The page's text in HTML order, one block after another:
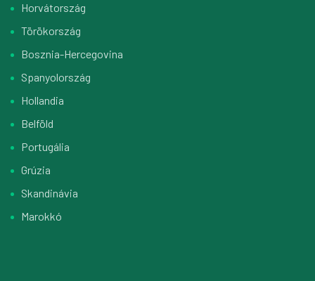
Horvátország
Törökország
Bosznia-Hercegovina
Spanyolország
Hollandia
Belföld
Portugália
Grúzia
Skandinávia
Marokkó